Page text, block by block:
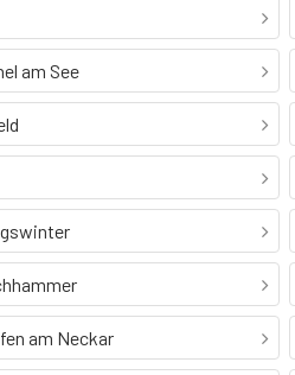
am See
am Neckar